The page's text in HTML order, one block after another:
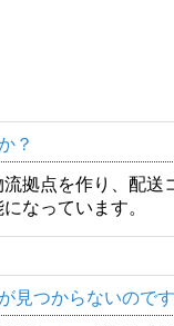
？
拠点を作り、配
なっています。
見つからないので